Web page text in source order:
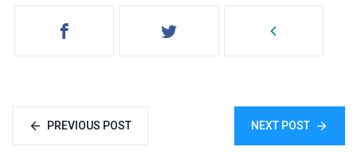
PREVIOUS POST NEXT POST